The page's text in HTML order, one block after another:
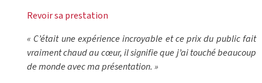
Revoir sa prestation
« C’était une expérience incroyable et ce prix du public fait
vraiment chaud au cœur, il signifie que j’ai touché beaucoup
de monde avec ma présentation. »